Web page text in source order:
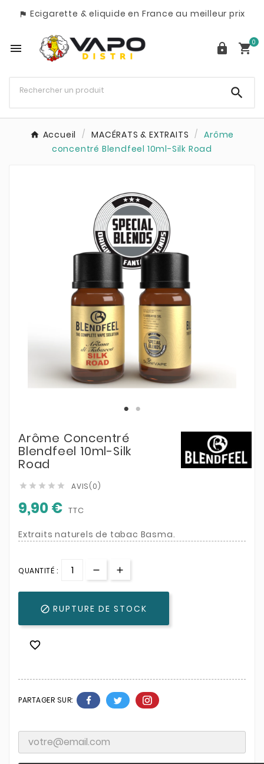
 Ecigarette & eliquide en France au meilleur prix
  0

Accueil MACÉRATS & EXTRAITS
Arôme
concentré Blendfeel 10ml-Silk Road
Arôme Concentré
Blendfeel 10ml-Silk
Road
     AVIS(0)
9,90 € TTC
Extraits naturels de tabac Basma.
QUANTITÉ :
 RUPTURE DE STOCK

PARTAGER SUR: